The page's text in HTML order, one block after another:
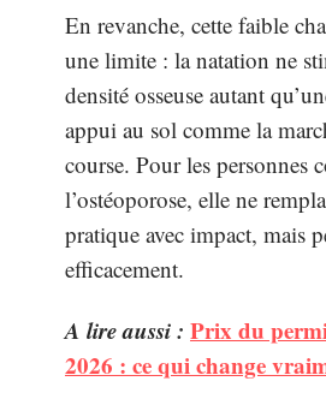
En revanche, cette faible
une limite : la natation ne
densité osseuse autant
appui au sol comme la
course. Pour les personnes
l’ostéoporose, elle ne
pratique avec impact, mais
efficacement.
A lire aussi : Prix du
2026 : ce qui change